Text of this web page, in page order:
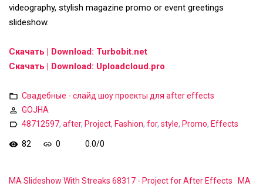
videography, stylish magazine promo or event greetings
slideshow.
Скачать | Download: Turbobit.net
Скачать | Download: Uploadcloud.pro
Свадебные - слайд шоу проекты для after effects
GOJHA
48712597, after, Project, Fashion, for, style, Promo, Effects
82 0 0.0/0
MA Slideshow With Streaks 68317 - Project for After Effects
MA